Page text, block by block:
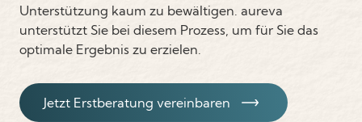
Unterstützung kaum zu bewältigen. aureva
unterstützt Sie bei diesem Prozess, um für Sie das
optimale Ergebnis zu erzielen.
Jetzt Erstberatung vereinbaren